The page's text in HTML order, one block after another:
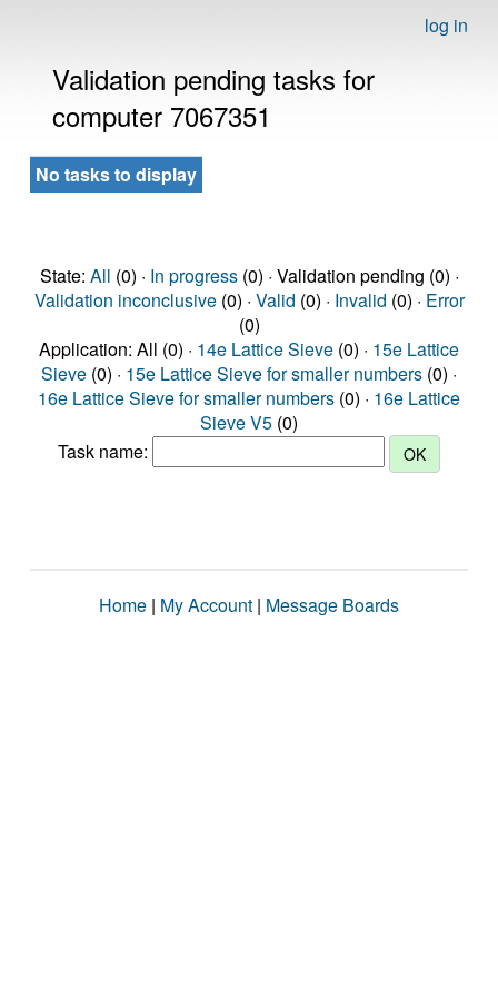
log in
Validation pending tasks for
computer 7067351
No tasks to display
State: All (0) · In progress(0) · Validation pending (0) ·
Validation inconclusive(0) · Valid (0) · Invalid (0) · Error
(0)
Application: All (0) · 14e Lattice Sieve (0) · 15e Lattice
Sieve (0) · 15e Lattice Sieve for smaller numbers (0) ·
16e Lattice Sieve for smaller numbers (0) · 16e Lattice
Sieve V5 (0)
Task name:
Home | My Account | Message Boards